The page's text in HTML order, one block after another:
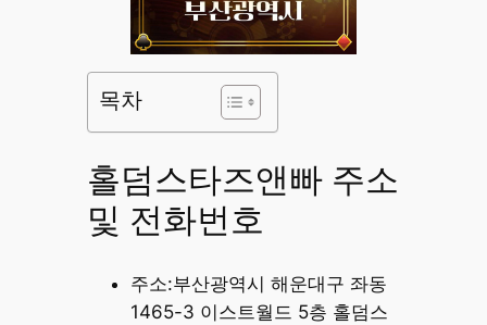
목차
홀덤스타즈앤빠 주소
및 전화번호
주소:부산광역시 해운대구 좌동
1465-3 이스트월드 5층 홀덤스